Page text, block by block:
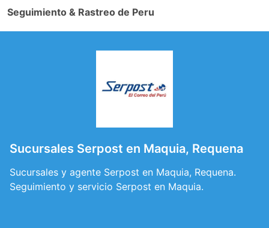
Seguimiento & Rastreo de Peru
Sucursales Serpost en Maquia, Requena
Sucursales y agente Serpost en Maquia, Requena.
Seguimiento y servicio Serpost en Maquia.